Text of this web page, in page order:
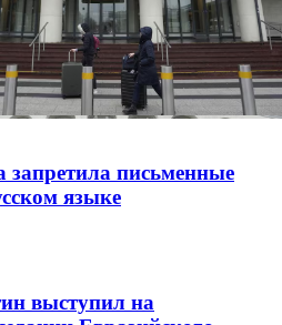
письменные
языке
выступил на